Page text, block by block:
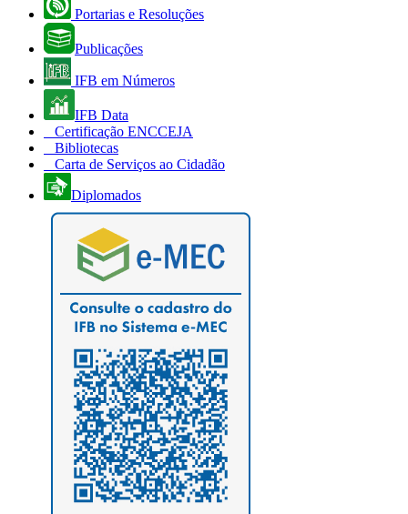
Portarias e Resoluções
Publicações
IFB em Números
IFB Data
Certificação ENCCEJA
Bibliotecas
Carta de Serviços ao Cidadão
Diplomados